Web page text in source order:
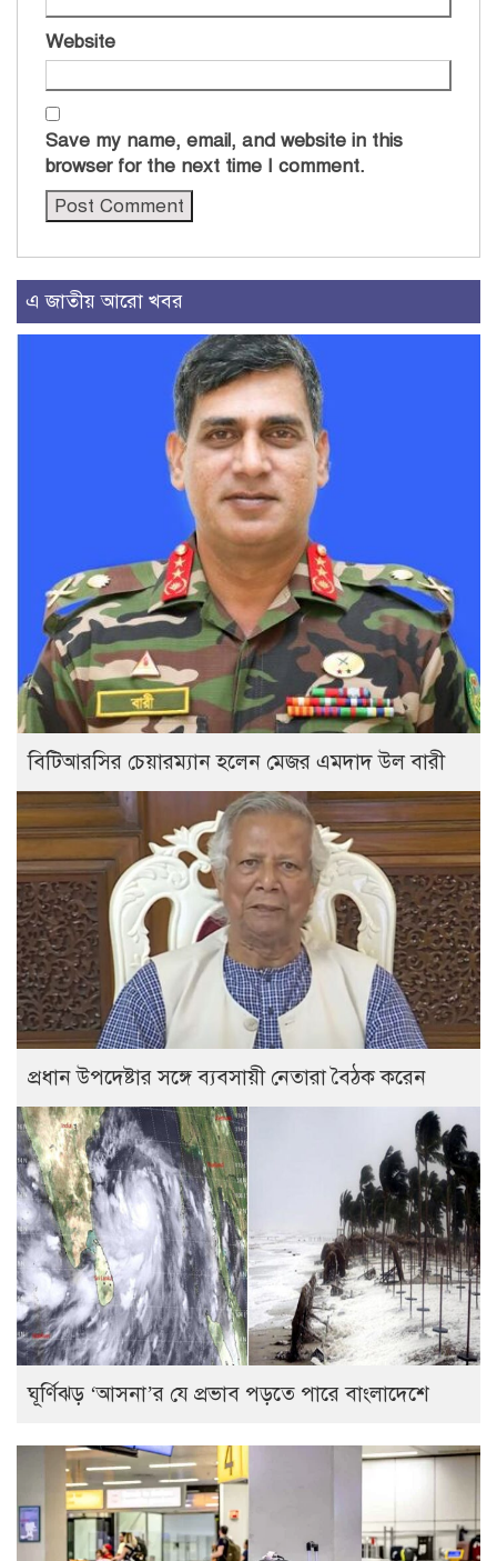
Website
Save my name, email, and website in this
browser for the next time I comment.
এ জাতীয় আরো খবর
বিটিআরসির চেয়ারম্যান হলেন মেজর এমদাদ উল বারী
প্রধান উপদেষ্টার সঙ্গে ব্যবসায়ী নেতারা বৈঠক করেন
ঘূর্ণিঝড় ‘আসনা’র যে প্রভাব পড়তে পারে বাংলাদেশে